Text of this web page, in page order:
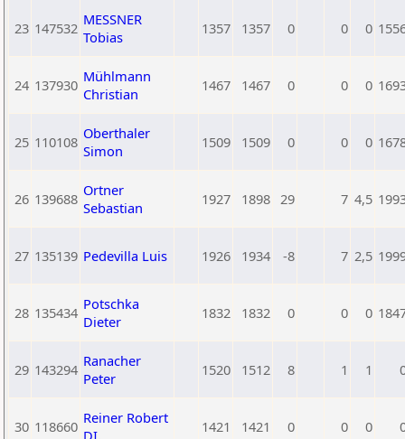
23 147532 MESSNER
Tobias
1357 1357 0 0 0
24 137930 Mühlmann
Christian
1467 1467 0 0 0
25 110108 Oberthaler
Simon
1509 1509 0 0 0
26 139688 Ortner
Sebastian
1927 1898 29 7 4,5
27 135139 Pedevilla Luis 1926 1934 -8 7 2,5
28 135434 Potschka
Dieter
1832 1832 0 0 0
29 143294 Ranacher
Peter
1520 1512 8 1 1
30 118660 Reiner Robert
DI.
1421 1421 0 0 0